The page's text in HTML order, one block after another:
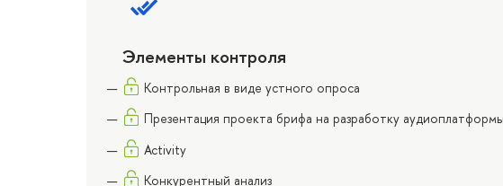
Элементы контроля
Контрольная в виде устного опроса
Презентация проекта брифа на разработку
Activity
Конкурентный анализ